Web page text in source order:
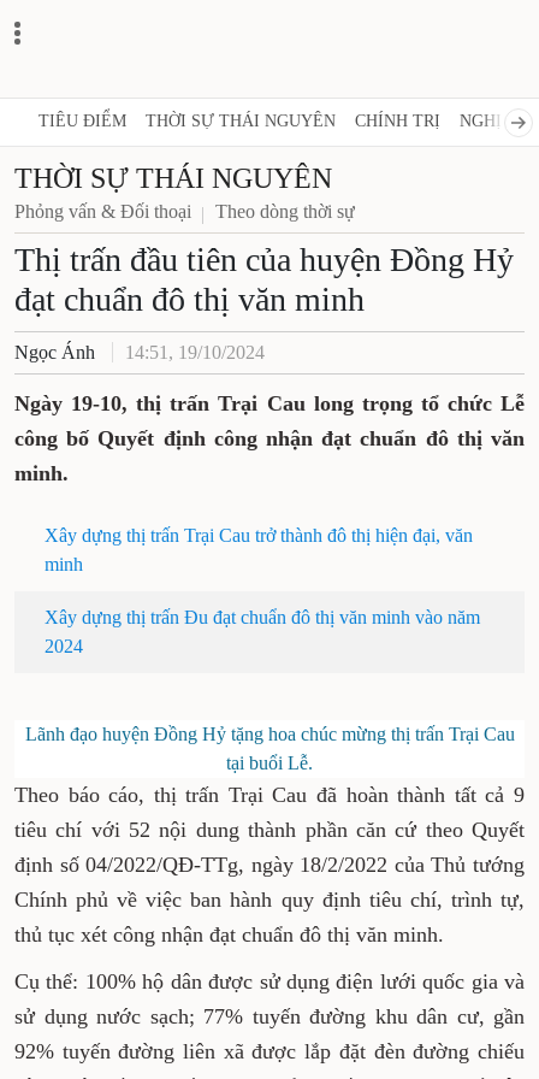
TIÊU ĐIỂM THỜI SỰ THÁI NGUYÊN CHÍNH TRỊ NGHỊ
THỜI SỰ THÁI NGUYÊN
Phỏng vấn & Đối thoại Theo dòng thời sự
Thị trấn đầu tiên của huyện
Đồng Hỷ đạt chuẩn đô thị văn
minh
Ngọc Ánh 14:51, 19/10/2024
Ngày 19-10, thị trấn Trại Cau long trọng tổ
chức Lễ công bố Quyết định công nhận đạt
Xây dựng thị trấn Trại Cau trở thành đô thị hiện
đại, văn minh
Xây dựng thị trấn Đu đạt chuẩn đô thị văn minh
Lãnh đạo huyện Đồng Hỷ tặng hoa chúc mừng thị trấn
Trại Cau tại buổi Lễ.
Theo báo cáo, thị trấn Trại Cau đã hoàn thành
tất cả 9 tiêu chí với 52 nội dung thành phần căn
cứ theo Quyết định số 04/2022/QĐ-TTg, ngày
18/2/2022 của Thủ tướng Chính phủ về việc ban
hành quy định tiêu chí, trình tự, thủ tục xét
công nhận đạt chuẩn đô thị văn minh.
Cụ thể: 100% hộ dân được sử dụng điện lưới